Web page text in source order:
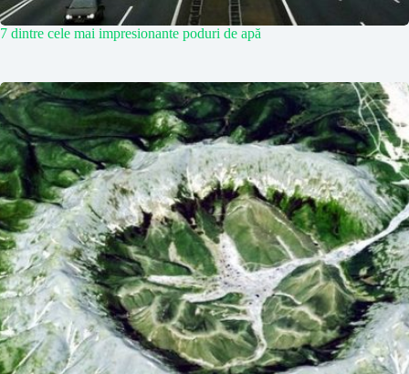
7 dintre cele mai impresionante poduri de apă